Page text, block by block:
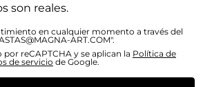
son reales.
en cualquier momento a través del
ART.COM".
reCAPTCHA y se aplican la Política de
de servicio de Google.